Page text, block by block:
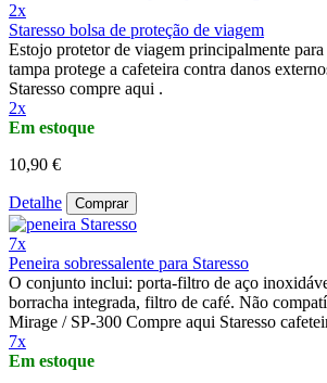
2x
Staresso bolsa de proteção de viagem
Estojo protetor de viagem principalmente para
tampa protege a cafeteira contra danos
Staresso compre aqui .
2x
Em estoque
10,90 €
Detalhe Comprar
7x
Peneira sobressalente para Staresso
O conjunto inclui: porta-filtro de aço
borracha integrada, filtro de café. Não
Mirage / SP-300 Compre aqui Staresso
7x
Em estoque